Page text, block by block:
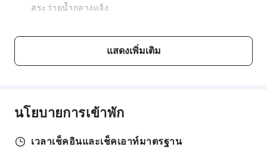
สระว่ายน้ำกลางแจ้ง
ร้านอาหาร
สิ่งอำนวยความสะดวกด้านกีฬา
แสดงเพิ่มเติม
นโยบายการเข้าพัก
เวลาเช็คอินและเช็คเอาท์มาตรฐาน